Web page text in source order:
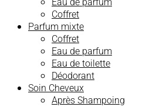
Coffret
Parfum mixte
Coffret
Eau de parfum
Eau de toilette
Déodorant
Soin Cheveux
Après Shampoing